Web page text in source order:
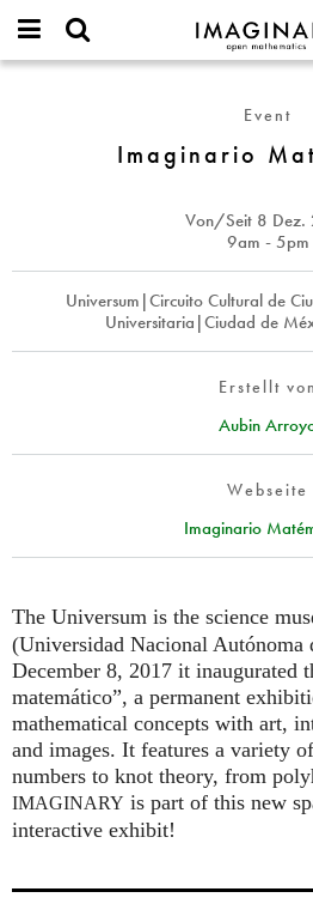
IMAGINARY
open
Français
Deutsch
Español
Türkçe
Programme
Galerien
Filme
Texte
Mehr...
Projekte
Neues
Neues Passwort
Event
Imaginario
Von/Seit 8 Dez.
9am - 5pm
Universum|Circuito Cultural de
Universitaria|Ciudad de
Erstellt von
Aubin
Webseite
Imaginario
The Universum is the science
(Universidad Nacional Autónoma
December 8, 2017 it inaugurated
matemático”, a permanent
mathematical concepts with art,
and images. It features a variety
numbers to knot theory, from
IMAGINARY is part of this new
interactive exhibit!